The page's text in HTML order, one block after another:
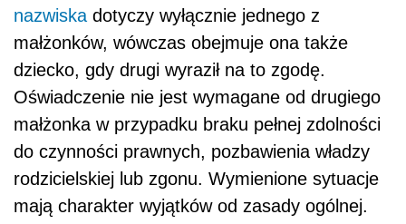
nazwiska dotyczy wyłącznie jednego z
małżonków, wówczas obejmuje ona także
dziecko, gdy drugi wyraził na to zgodę.
Oświadczenie nie jest wymagane od drugiego
małżonka w przypadku braku pełnej zdolności
do czynności prawnych, pozbawienia władzy
rodzicielskiej lub zgonu. Wymienione sytuacje
mają charakter wyjątków od zasady ogólnej.